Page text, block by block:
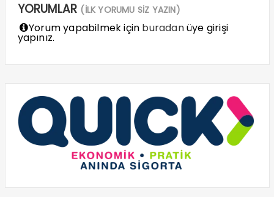
YORUMLAR (İLK YORUMU SİZ YAZIN)
Yorum yapabilmek için buradanüye girişi
yapınız.